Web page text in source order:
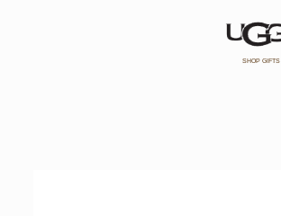
SHOP GIFTS